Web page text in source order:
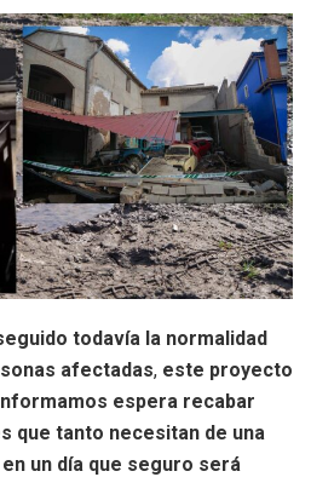
todavía la normalidad
afectadas, este proyecto
espera recabar
que tanto necesitan de una
un día que seguro será